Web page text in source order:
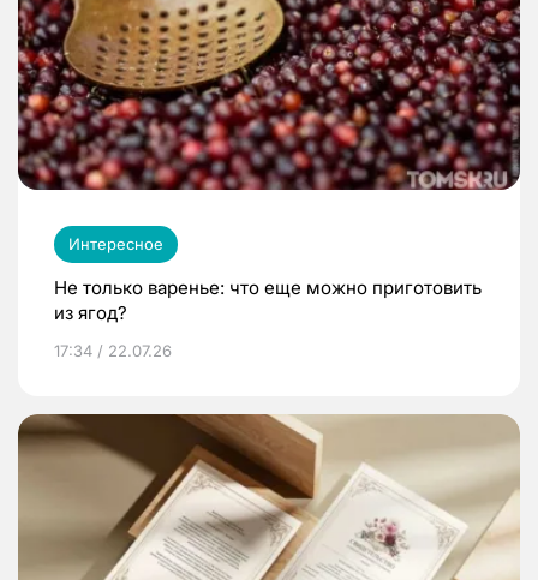
Интересное
Не только варенье: что еще можно приготовить
из ягод?
17:34 / 22.07.26